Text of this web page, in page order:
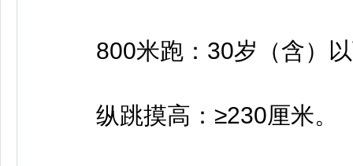
800米跑：30岁（含）以
纵跳摸高：≥230厘米。